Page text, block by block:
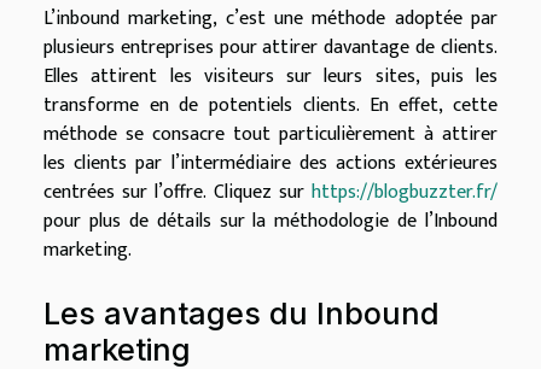
L’inbound marketing, c’est une méthode adoptée par
plusieurs entreprises pour attirer davantage de clients.
Elles attirent les visiteurs sur leurs sites, puis les
transforme en de potentiels clients. En effet, cette
méthode se consacre tout particulièrement à attirer
les clients par l’intermédiaire des actions extérieures
centrées sur l’offre. Cliquez sur https://blogbuzzter.fr/
pour plus de détails sur la méthodologie de l’Inbound
marketing.
Les avantages du Inbound
marketing